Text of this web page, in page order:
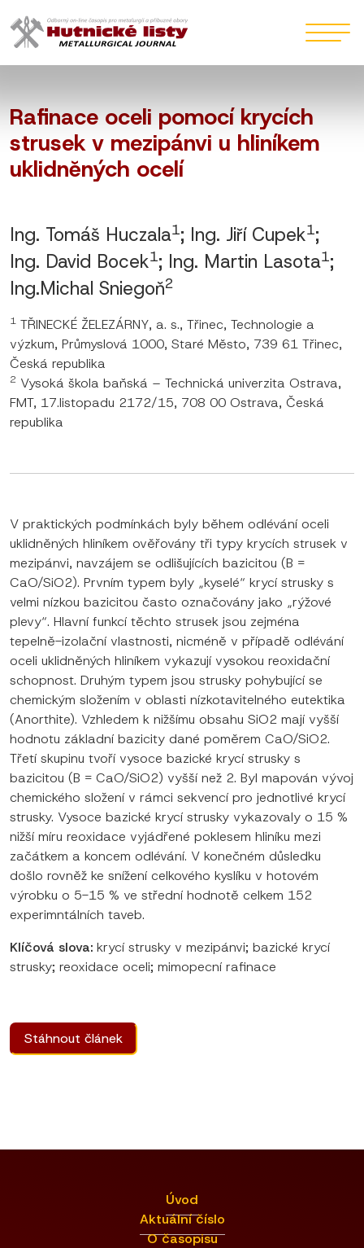
Rafinace oceli pomocí krycích
strusek v mezipánvi u hliníkem
uklidněných ocelí
Ing. Tomáš Huczala1; Ing. Jiří Cupek1;
Ing. David Bocek1; Ing. Martin Lasota1;
Ing.Michal Sniegoň2
1 TŘINECKÉ ŽELEZÁRNY, a. s., Třinec, Technologie a
výzkum, Průmyslová 1000, Staré Město, 739 61 Třinec,
Česká republika
2 Vysoká škola baňská – Technická univerzita Ostrava,
FMT, 17.listopadu 2172/15, 708 00 Ostrava, Česká
republika
V praktických podmínkách byly během odlévání oceli
uklidněných hliníkem ověřovány tři typy krycích strusek v
mezipánvi, navzájem se odlišujících bazicitou (B =
CaO/SiO2). Prvním typem byly „kyselé“ krycí strusky s
velmi nízkou bazicitou často označovány jako „rýžové
plevy“. Hlavní funkcí těchto strusek jsou zejména
tepelně-izolační vlastnosti, nicméně v případě odlévání
oceli uklidněných hliníkem vykazují vysokou reoxidační
schopnost. Druhým typem jsou strusky pohybující se
chemickým složením v oblasti nízkotavitelného eutektika
(Anorthite). Vzhledem k nižšímu obsahu SiO2 mají vyšší
hodnotu základní bazicity dané poměrem CaO/SiO2.
Třetí skupinu tvoří vysoce bazické krycí strusky s
bazicitou (B = CaO/SiO2) vyšší než 2. Byl mapován vývoj
chemického složení v rámci sekvencí pro jednotlivé krycí
strusky. Vysoce bazické krycí strusky vykazovaly o 15 %
nižší míru reoxidace vyjádřené poklesem hliníku mezi
začátkem a koncem odlévání. V konečném důsledku
došlo rovněž ke snížení celkového kyslíku v hotovém
výrobku o 5-15 % ve střední hodnotě celkem 152
experimntálních taveb.
Klíčová slova: krycí strusky v mezipánvi; bazické krycí
strusky; reoxidace oceli; mimopecní rafinace
Stáhnout článek
Úvod
Aktuální číslo
O časopisu